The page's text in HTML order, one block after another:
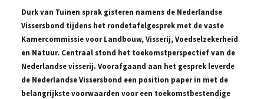
Durk van Tuinen sprak gisteren namens de Nederlandse
Vissersbond tijdens het rondetafelgesprek met de vaste
Kamercommissie voor Landbouw, Visserij, Voedselzekerheid
en Natuur. Centraal stond het toekomstperspectief van de
Nederlandse visserij. Voorafgaand aan het gesprek leverde
de Nederlandse Vissersbond een position paper in met de
belangrijkste voorwaarden voor een toekomstbestendige